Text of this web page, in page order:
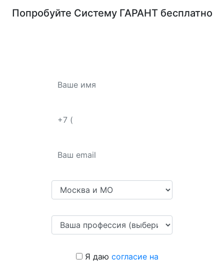
Попробуйте Систему ГАРАНТбесплатно
Я даю согласие на